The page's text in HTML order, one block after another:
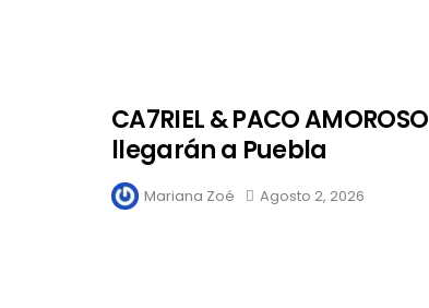
CA7RIEL & PACO AMOROSO
llegarán a Puebla
Mariana Zoé Agosto 2, 2026